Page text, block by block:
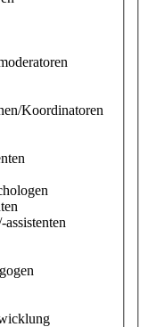
Koordinatoren